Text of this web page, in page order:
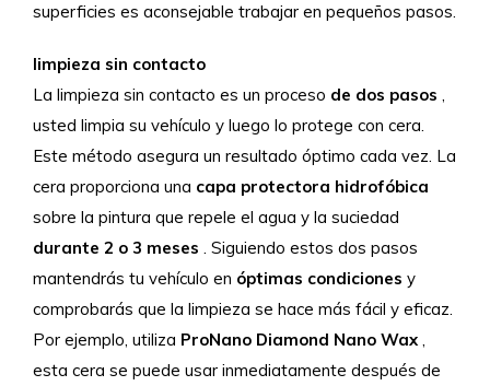
superficies es aconsejable trabajar en pequeños pasos.
limpieza sin contacto
La limpieza sin contacto es un proceso de dos pasos ,
usted limpia su vehículo y luego lo protege con cera.
Este método asegura un resultado óptimo cada vez. La
cera proporciona una capa protectora hidrofóbica
sobre la pintura que repele el agua y la suciedad
durante 2 o 3 meses . Siguiendo estos dos pasos
mantendrás tu vehículo en óptimas condiciones y
comprobarás que la limpieza se hace más fácil y eficaz.
Por ejemplo, utiliza ProNano Diamond Nano Wax ,
esta cera se puede usar inmediatamente después de